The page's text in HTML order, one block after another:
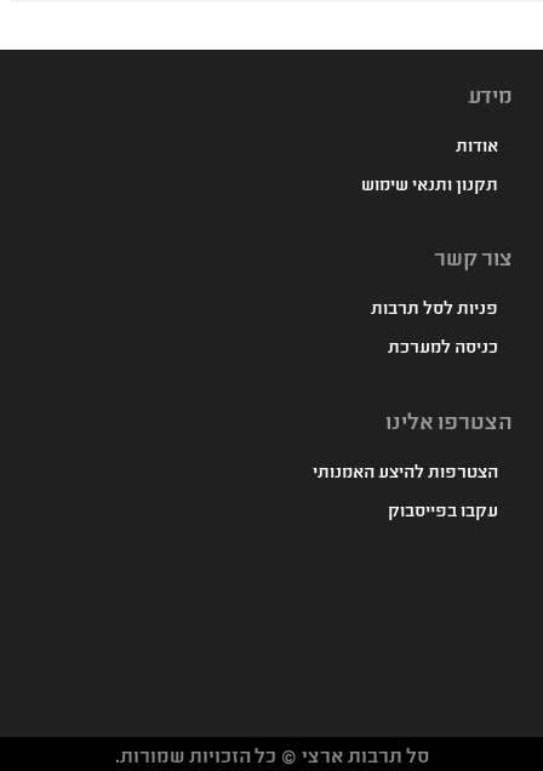
מידע
אודות
תקנון ותנאי שימוש
צור קשר
פניות לסל תרבות
כניסה למערכת
הצטרפו אלינו
הצטרפות להיצע האמנותי
עקבו בפייסבוק
סל תרבות ארצי © כל הזכויות שמורות.